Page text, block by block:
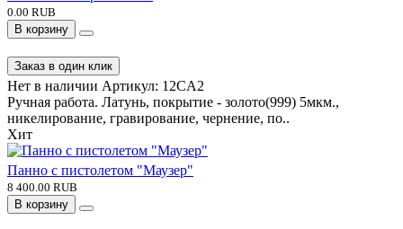
мм Технология: гравирование, травление..
Хит
Панно "Новороссийск"
0.00 RUB
В корзину
Заказ в один клик
Нет в наличии Артикул:12CA2
Ручная работа. Латунь, покрытие - золото(999) 5мкм.,
никелирование, гравирование, чернение, по..
Хит